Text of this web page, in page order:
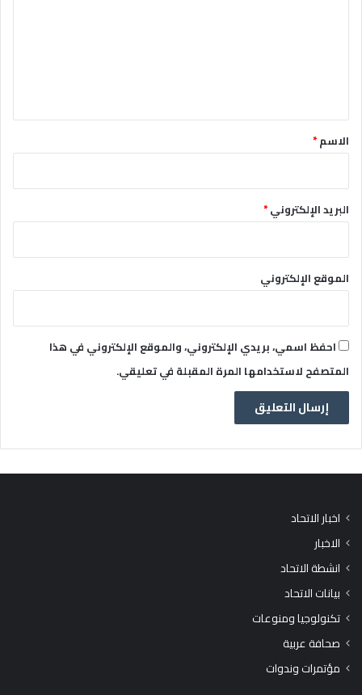
*الاسم*
البريد الإلكتروني*
الموقع الإلكتروني
احفظ اسمي، بريدي الإلكتروني، والموقع الإلكتروني في هذا
المتصفح لاستخدامها المرة المقبلة في تعليقي.
اخبار الاتحاد
الاخبار
انشطة الاتحاد
بيانات الاتحاد
تكنولوجيا ومنوعات
صحافة عربية
مؤتمرات وندوات